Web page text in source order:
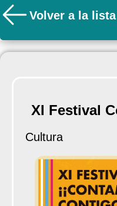
Volver a la lista
XI Festival
Cultura